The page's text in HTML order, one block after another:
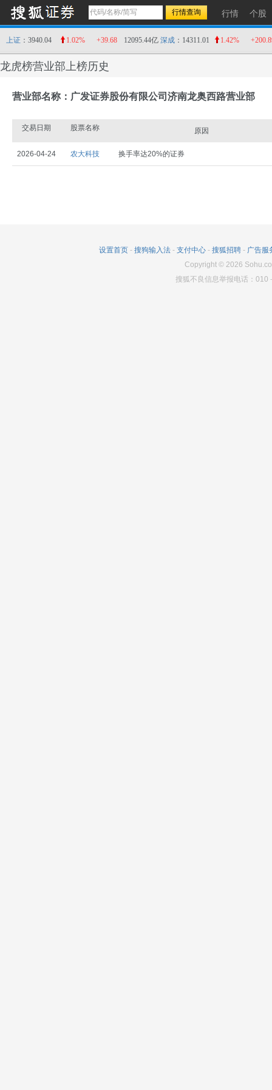
行情 个股
上证 ：3940.04 1.02% +39.68 12095.44亿 深成 ：14311.01 1.42%
龙虎榜营业部上榜历史
营业部名称：广发证券股份有限公司济南龙奥西路营业部
交易日期 股票名称 原因
2026-04-24 农大科技 换手率达20%的证券
设置首页 - 搜狗输入法 - 支付中心 - 搜狐招聘 - 广告服
Copyright© 2026
搜狐不良信息举报电话：010